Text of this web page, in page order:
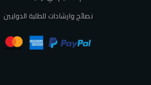
نصائح وارشادات للطلبة الدوليين